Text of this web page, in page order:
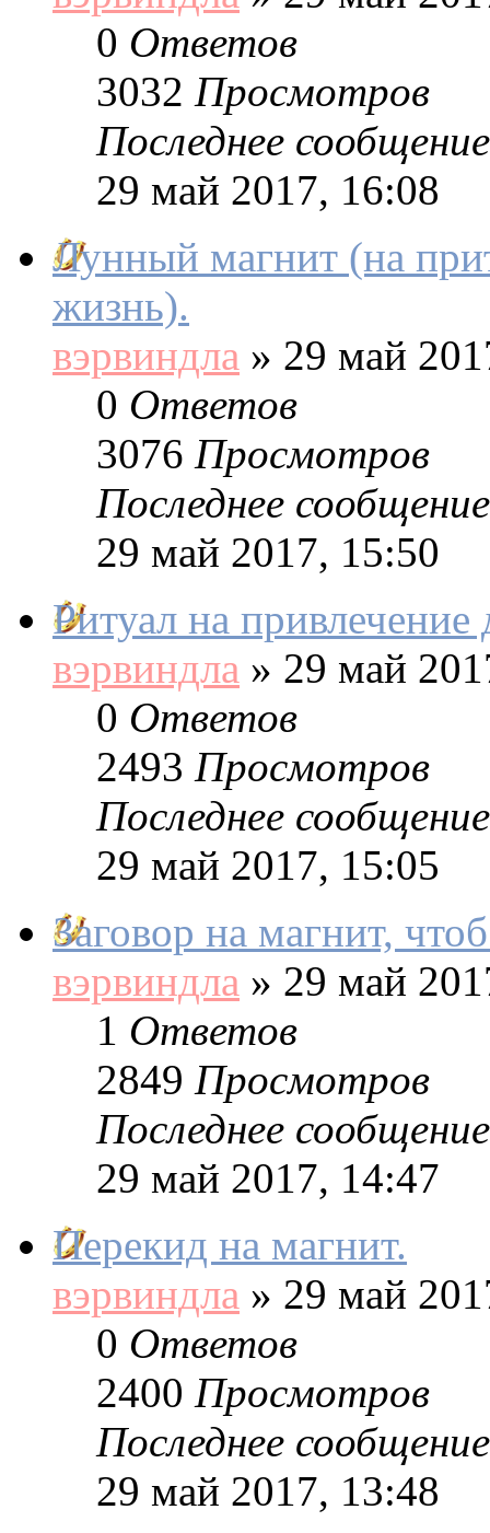
0 Ответов
3032 Просмотров
Последнее сообщение
29 май 2017, 16:08
Лунный магнит (на
жизнь).
вэрвиндла » 29 май
0 Ответов
3076 Просмотров
Последнее сообщение
29 май 2017, 15:50
Ритуал на привлечение
вэрвиндла » 29 май
0 Ответов
2493 Просмотров
Последнее сообщение
29 май 2017, 15:05
Заговор на магнит,
вэрвиндла » 29 май
1 Ответов
2849 Просмотров
Последнее сообщение
29 май 2017, 14:47
Перекид на магнит.
вэрвиндла » 29 май
0 Ответов
2400 Просмотров
Последнее сообщение
29 май 2017, 13:48